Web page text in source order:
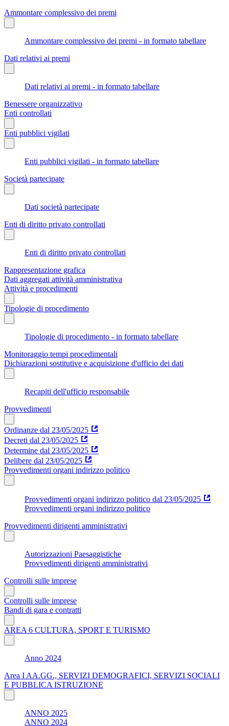
Ammontare complessivo dei premi
Ammontare complessivo dei premi - in formato tabellare
Dati relativi ai premi
Dati relativi ai premi - in formato tabellare
Benessere organizzativo
Enti controllati
Enti pubblici vigilati
Enti pubblici vigilati - in formato tabellare
Società partecipate
Dati società partecipate
Enti di diritto privato controllati
Enti di diritto privato controllati
Rappresentazione grafica
Dati aggregati attività amministrativa
Attività e procedimenti
Tipologie di procedimento
Tipologie di procedimento - in formato tabellare
Monitoraggio tempi procedimentali
Dichiarazioni sostitutive e acquisizione d'ufficio dei dati
Recapiti dell'ufficio responsabile
Provvedimenti
Ordinanze dal 23/05/2025
Decreti dal 23/05/2025
Determine dal 23/05/2025
Delibere dal 23/05/2025
Provvedimenti organi indirizzo politico
Provvedimenti organi indirizzo politico dal 23/05/2025
Provvedimenti organi indirizzo politico
Provvedimenti dirigenti amministrativi
Autorizzazioni Paesaggistiche
Provvedimenti dirigenti amministrativi
Controlli sulle imprese
Controlli sulle imprese
Bandi di gara e contratti
AREA 6 CULTURA, SPORT E TURISMO
Anno 2024
Area I AA.GG., SERVIZI DEMOGRAFICI, SERVIZI SOCIALI
E PUBBLICA ISTRUZIONE
ANNO 2025
ANNO 2024